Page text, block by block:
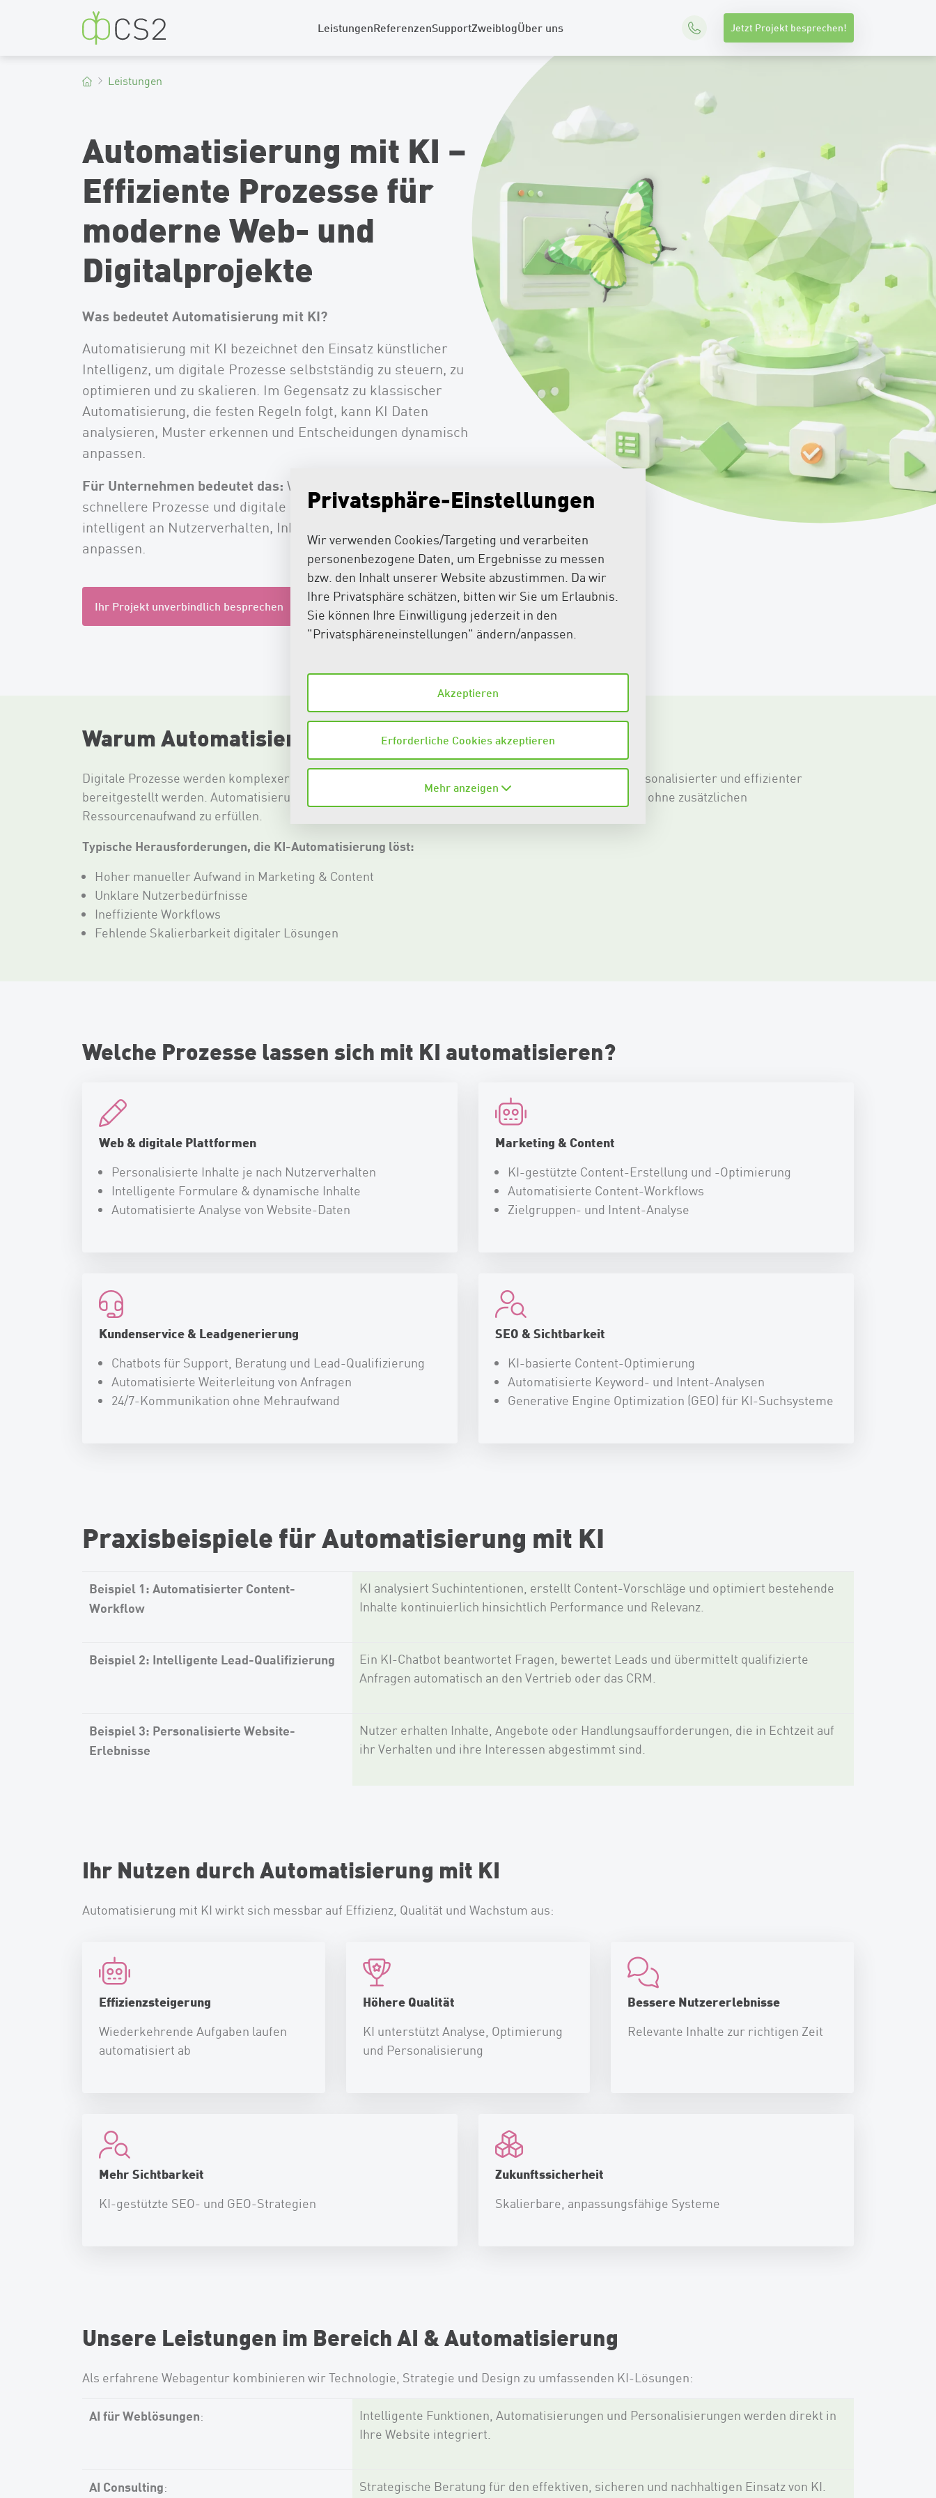
Privatsphäre-Einstellungen
Wir verwenden Cookies/Targeting und verarbeiten
personenbezogene Daten, um Ergebnisse zu messen
bzw. den Inhalt unserer Website abzustimmen. Da wir
Ihre Privatsphäre schätzen, bitten wir Sie um Erlaubnis.
Sie können Ihre Einwilligung jederzeit in den
"Privatsphäreneinstellungen" ändern/anpassen.
Akzeptieren
Erforderliche Cookies akzeptieren
Mehr anzeigen
CS2
LeistungenReferenzenSupportZweiblogÜber uns Jetzt Projekt besprechen!
Leistungen
Automatisierung mit KI –
Effiziente Prozesse für
moderne Web- und
Digitalprojekte
Was bedeutet Automatisierung mit KI?
Automatisierung mit KI bezeichnet den Einsatz künstlicher
Intelligenz, um digitale Prozesse selbstständig zu steuern, zu
optimieren und zu skalieren. Im Gegensatz zu klassischer
Automatisierung, die festen Regeln folgt, kann KI Daten
analysieren, Muster erkennen und Entscheidungen dynamisch
anpassen.
Für Unternehmen bedeutet das: Weniger manuelle Arbeit,
schnellere Prozesse und digitale Lösungen, die sich
intelligent an Nutzerverhalten, Inhalte und Geschäftsziele
anpassen.
Ihr Projekt unverbindlich besprechen Zu unseren Referenzen
Warum Automatisierung mit KI heute entscheidend ist
Digitale Prozesse werden komplexer, Nutzererwartungen steigen und Inhalte müssen schneller, personalisierter und effizienter
bereitgestellt werden. Automatisierung mit KI unterstützt Unternehmen dabei, diese Anforderungen ohne zusätzlichen
Ressourcenaufwand zu erfüllen.
Typische Herausforderungen, die KI-Automatisierung löst:
Hoher manueller Aufwand in Marketing & Content
Unklare Nutzerbedürfnisse
Ineffiziente Workflows
Fehlende Skalierbarkeit digitaler Lösungen
Welche Prozesse lassen sich mit KI automatisieren?
Web & digitale Plattformen
Personalisierte Inhalte je nach Nutzerverhalten
Intelligente Formulare & dynamische Inhalte
Automatisierte Analyse von Website-Daten
Marketing & Content
KI-gestützte Content-Erstellung und -Optimierung
Automatisierte Content-Workflows
Zielgruppen- und Intent-Analyse
Kundenservice & Leadgenerierung
Chatbots für Support, Beratung und Lead-Qualifizierung
Automatisierte Weiterleitung von Anfragen
24/7-Kommunikation ohne Mehraufwand
SEO & Sichtbarkeit
KI-basierte Content-Optimierung
Automatisierte Keyword- und Intent-Analysen
Generative Engine Optimization (GEO) für KI-Suchsysteme
Praxisbeispiele für Automatisierung mit KI
Beispiel 1: Automatisierter Content-
Workflow
KI analysiert Suchintentionen, erstellt Content-Vorschläge und optimiert bestehende
Inhalte kontinuierlich hinsichtlich Performance und Relevanz.
Beispiel 2: Intelligente Lead-Qualifizierung
Ein KI-Chatbot beantwortet Fragen, bewertet Leads und übermittelt qualifizierte
Anfragen automatisch an den Vertrieb oder das CRM.
Beispiel 3: Personalisierte Website-
Erlebnisse
Nutzer erhalten Inhalte, Angebote oder Handlungsaufforderungen, die in Echtzeit auf
ihr Verhalten und ihre Interessen abgestimmt sind.
Ihr Nutzen durch Automatisierung mit KI
Automatisierung mit KI wirkt sich messbar auf Effizienz, Qualität und Wachstum aus:
Effizienzsteigerung
Wiederkehrende Aufgaben laufen
automatisiert ab
Höhere Qualität
KI unterstützt Analyse, Optimierung
und Personalisierung
Bessere Nutzererlebnisse
Relevante Inhalte zur richtigen Zeit
Mehr Sichtbarkeit
KI-gestützte SEO- und GEO-Strategien
Zukunftssicherheit
Skalierbare, anpassungsfähige Systeme
Unsere Leistungen im Bereich AI & Automatisierung
Als erfahrene Webagentur kombinieren wir Technologie, Strategie und Design zu umfassenden KI-Lösungen:
AI für Weblösungen:
Intelligente Funktionen, Automatisierungen und Personalisierungen werden direkt in
Ihre Website integriert.
AI Consulting: Strategische Beratung für den effektiven, sicheren und nachhaltigen Einsatz von KI.